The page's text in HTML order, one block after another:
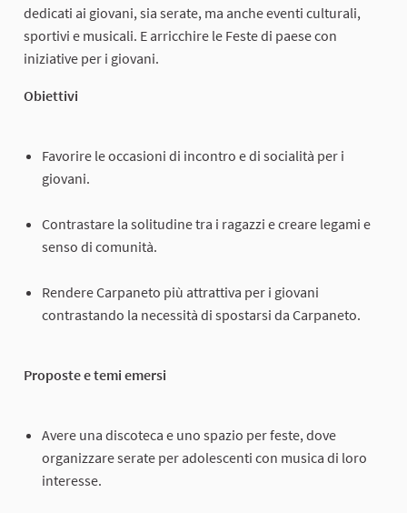
dedicati ai giovani, sia serate, ma anche eventi culturali,
sportivi e musicali. E arricchire le Feste di paese con
iniziative per i giovani.
Obiettivi
Favorire le occasioni di incontro e di socialità per i
giovani.
Contrastare la solitudine tra i ragazzi e creare legami e
senso di comunità.
Rendere Carpaneto più attrattiva per i giovani
contrastando la necessità di spostarsi da Carpaneto.
Proposte e temi emersi
Avere una discoteca e uno spazio per feste, dove
organizzare serate per adolescenti con musica di loro
interesse.